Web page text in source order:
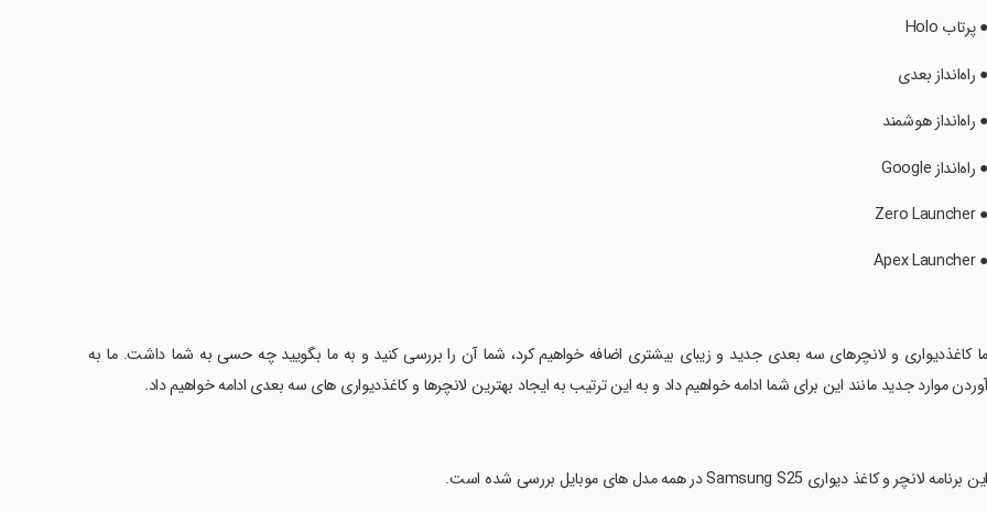
‏● پرتاب Holo
‏● راه‌انداز بعدی
‏● راه‌انداز هوشمند
‏● راه‌انداز Google
‏● Zero Launcher
‏● Apex Launcher
‏ما کاغذدیواری و لانچرهای سه بعدی جدید و زیبای بیشتری اضافه خواهیم کرد، شما آن را بررسی کنید و به ما بگویید چه حسی به شما داشت. ما به
آوردن موارد جدید مانند این برای شما ادامه خواهیم داد و به این ترتیب به ایجاد بهترین لانچرها و کاغذدیواری های سه بعدی ادامه خواهیم داد.
‏این برنامه لانچر و کاغذ دیواری Samsung S25 در همه مدل های موبایل بررسی شده است.